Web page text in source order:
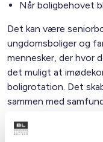
Når boligbehovet
Det kan være
ungdomsboliger og
mennesker, der hvor
det muligt at
boligrotation. Det
sammen med
Familietyper i de